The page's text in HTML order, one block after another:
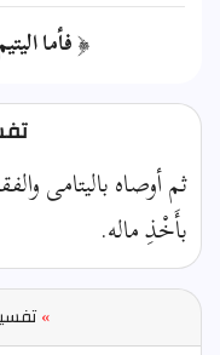
﴿ فأما
ثم أوصاه باليتامى
بأَخْذِ ماله.
»